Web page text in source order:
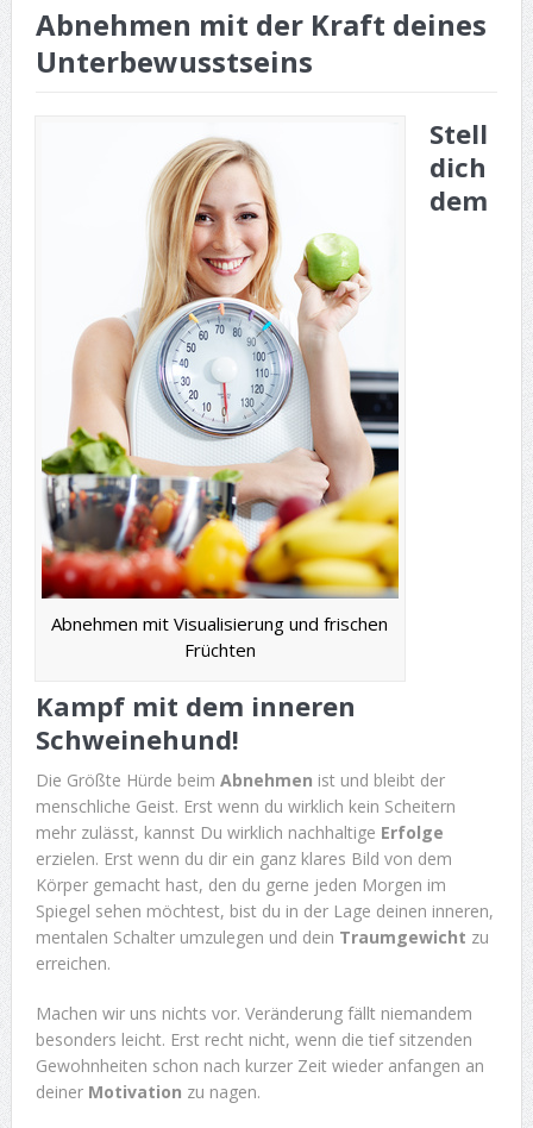
Abnehmen mit der Kraft deines
Unterbewusstseins
Abnehmen mit Visualisierung und frischen
Früchten
Stell
dich
dem
Kampf mit dem inneren
Schweinehund!
Die Größte Hürde beim Abnehmen ist und bleibt der
menschliche Geist. Erst wenn du wirklich kein Scheitern
mehr zulässt, kannst Du wirklich nachhaltige Erfolge
erzielen. Erst wenn du dir ein ganz klares Bild von dem
Körper gemacht hast, den du gerne jeden Morgen im
Spiegel sehen möchtest, bist du in der Lage deinen inneren,
mentalen Schalter umzulegen und dein Traumgewicht zu
erreichen.
Machen wir uns nichts vor. Veränderung fällt niemandem
besonders leicht. Erst recht nicht, wenn die tief sitzenden
Gewohnheiten schon nach kurzer Zeit wieder anfangen an
deiner Motivation zu nagen.